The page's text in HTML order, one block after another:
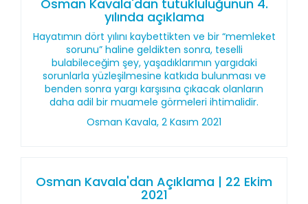
Osman Kavala'dan tutukluluğunun 4.
yılında açıklama
Hayatımın dört yılını kaybettikten ve bir “memleket
sorunu” haline geldikten sonra, teselli
bulabileceğim şey, yaşadıklarımın yargıdaki
sorunlarla yüzleşilmesine katkıda bulunması ve
benden sonra yargı karşısına çıkacak olanların
daha adil bir muamele görmeleri ihtimalidir.
Osman Kavala, 2 Kasım 2021
Osman Kavala'dan Açıklama | 22 Ekim
2021